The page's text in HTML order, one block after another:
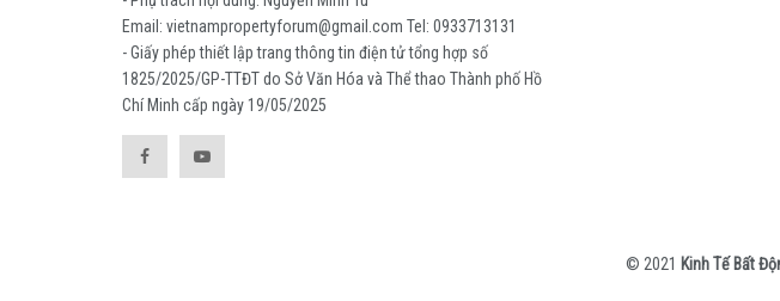
Email: vietnampropertyforum@gmail.com Tel: ‭0933713131
- Giấy phép thiết lập trang thông tin điện tử tổng hợp số
1825/2025/GP-TTĐT do Sở Văn Hóa và Thể thao Thành phố Hồ
Chí Minh cấp ngày 19/05/2025
© 2021 Kinh Tế Bất